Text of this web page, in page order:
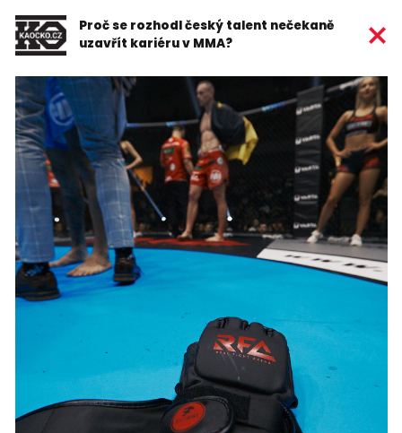
Proč se rozhodl český talent nečekaně
uzavřít kariéru v MMA?